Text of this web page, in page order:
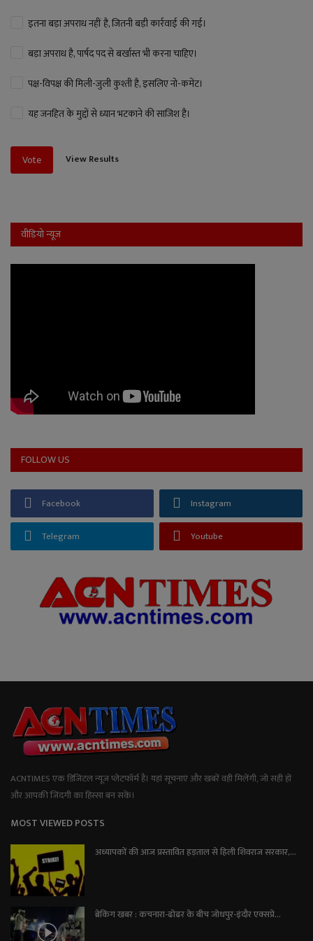
इतना बड़ा अपराध नहीं है, जितनी बड़ी कार्रवाई की गई।
बड़ा अपराध है, पार्षद पद से बर्खास्त भी करना चाहिए।
पक्ष-विपक्ष की मिली-जुली कुश्ती है, इसलिए नो-कमेंट।
यह जनहित के मुद्दों से ध्यान भटकाने की साजिश है।
Vote View Results
वीडियो न्यूज
FOLLOW US
Facebook Instagram
Telegram Youtube
ACNTIMES एक डिजिटल न्यूज प्लेटफॉर्म है। यहां सूचनाएं और खबरें वही मिलेंगी, जो सही हों
और आपकी जिंदगी का हिस्सा बन सकें।
MOST VIEWED POSTS
अध्यापकों की आज प्रस्तावित हड़ताल से हिली शिवराज सरकार,...
ब्रेकिंग खबर : कचनारा-ढोढर के बीच जोधपुर-इंदौर एक्सप्रे...